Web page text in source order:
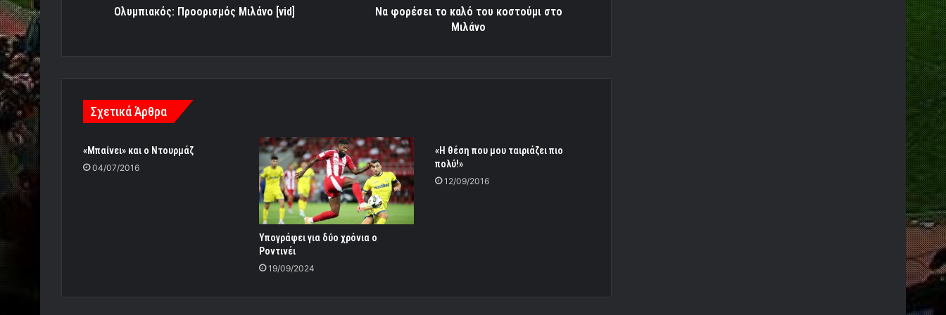
Ολυμπιακός: Προορισμός Μιλάνο [vid]
Να φορέσει το καλό του κοστούμι στο
Μιλάνο
Σχετικά Άρθρα
«Μπαίνει» και ο Ντουρμάζ
04/07/2016
Υπογράφει για δύο χρόνια ο
Ροντινέι
19/09/2024
«Η θέση που μου ταιριάζει πιο
πολύ!»
12/09/2016